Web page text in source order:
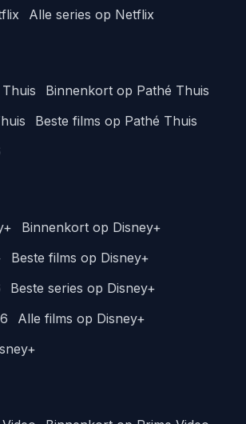
Alle series op Netflix
Binnenkort op Pathé Thuis
Beste films op Pathé Thuis
Binnenkort op Disney+
Beste films op Disney+
Beste series op Disney+
Alle films op Disney+